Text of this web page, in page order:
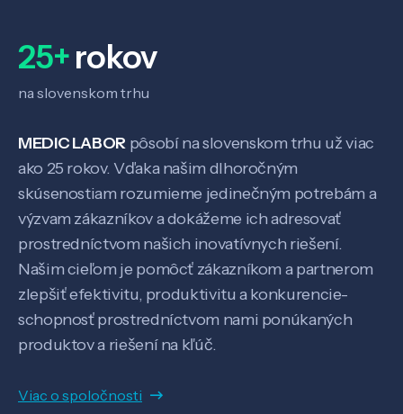
25+rokov
na slovenskom trhu
MEDIC LABOR pôsobí na slovenskom trhu už viac
ako 25 rokov. Vďaka našim dlhoročným
skúsenostiam rozumieme jedinečným potrebám a
výzvam zákazníkov a dokážeme ich adresovať
prostredníctvom našich inovatívnych riešení.
Našim cieľom je pomôcť zákazníkom a partnerom
zlepšiť efektivitu, produktivitu a konkurencie-
schopnosť prostredníctvom nami ponúkaných
produktov a riešení na kľúč.
Viac o spoločnosti